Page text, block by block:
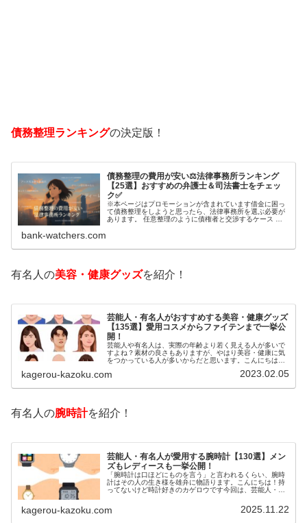
債務整理ランキングの決定版！
債務整理の費用が安い⚖️法律事務所ランキング
【25選】おすすめの弁護士＆司法書士をチェッ
ク✅
※本ページはプロモーションが含まれています借金に困っ
て債務整理をしようと思ったら、法律事務所を選ぶ必要が
あります。 任意整理のように債権者と交渉するケース 自
bank-watchers.com
有名人の美容・健康グッズを紹介！
芸能人・有名人がおすすめする美容・健康グッズ
【135選】愛用コスメからファイテンまで一挙公
開！
芸能人や有名人は、実際の年齢より若く見える人が多いで
すよね？素材の良さもありますが、やはり美容・健康に気
をつかっている人が多いからだと思います。こんにちは！
いるのでしょうか？今回は、芸能人…
kagerou-kazoku.com 2023.02.05
有名人の腕時計を紹介！
芸能人・有名人が愛用する腕時計【130選】メン
ズもレディースも一挙公開！
「腕時計は口ほどにものを言う」と言われるくらい、腕時
計はその人の生き様を雄弁に物語ります。こんにちは！持
ってないけど時計好きのカゲロウです今回は、芸能人・有
kagerou-kazoku.com 2025.11.22